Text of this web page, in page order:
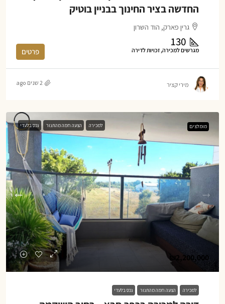
החדשה בציר החינוך בבניין בוטיק
גרין פארק, הוד השרון
130
מגרשים למכירה, זכויות לדירה פרטים
מירי קציר 2 שנים ago
מומלצים למכירה הצעה חמה מהתנור נכס בלעדי
₪2,200,000
למכירה הצעה חמה מהתנור נכס בלעדי